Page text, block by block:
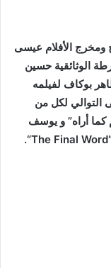
ومخرج الأفلام عيسى
الوثائقية حسين
بوكاف لفيلمه
التوالي لكل من
كما أراه” و يوسف
The Final Word
“.